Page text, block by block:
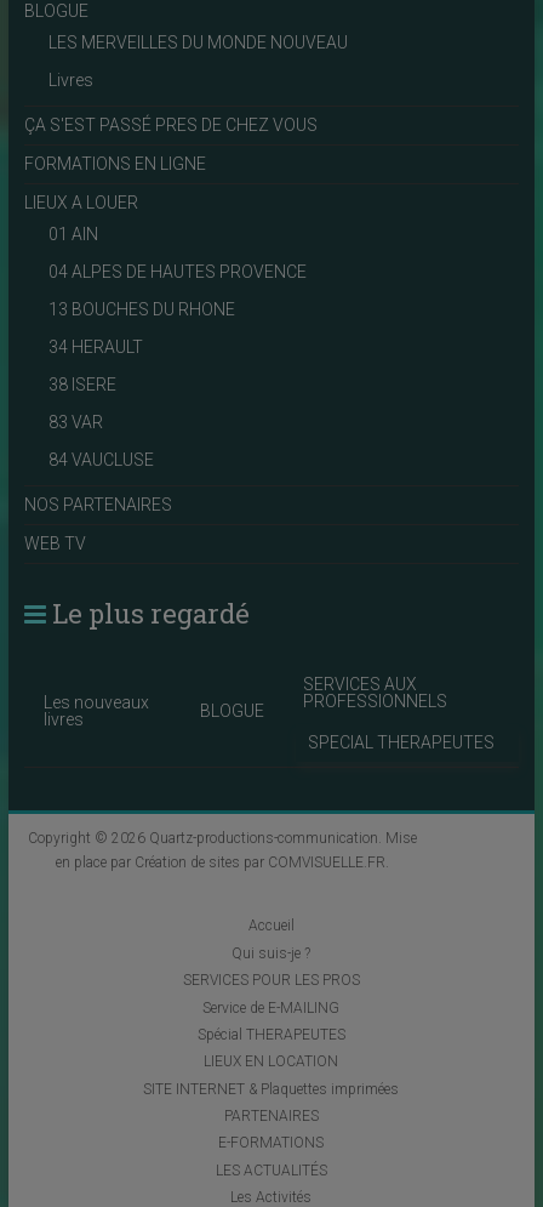
BLOGUE
LES MERVEILLES DU MONDE NOUVEAU
Livres
ÇA S'EST PASSÉ PRES DE CHEZ VOUS
FORMATIONS EN LIGNE
LIEUX A LOUER
01 AIN
04 ALPES DE HAUTES PROVENCE
13 BOUCHES DU RHONE
34 HERAULT
38 ISERE
83 VAR
84 VAUCLUSE
NOS PARTENAIRES
WEB TV
Le plus regardé
Les nouveaux
livres
BLOGUE
SERVICES AUX
PROFESSIONNELS
SPECIAL THERAPEUTES
Copyright © 2026 Quartz-productions-communication. Mise
en place par Création de sites par COMVISUELLE.FR.
Accueil
Qui suis-je ?
SERVICES POUR LES PROS
Service de E-MAILING
Spécial THERAPEUTES
LIEUX EN LOCATION
SITE INTERNET & Plaquettes imprimées
PARTENAIRES
E-FORMATIONS
LES ACTUALITÉS
Les Activités